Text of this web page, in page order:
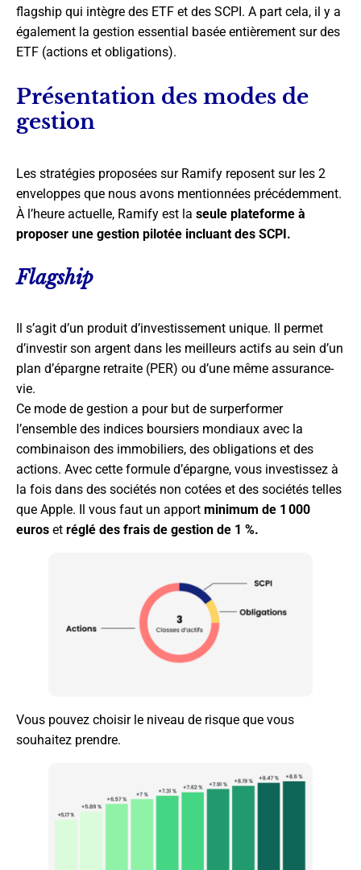
flagship qui intègre des ETF et des SCPI. A part cela, il y a
également la gestion essential basée entièrement sur des
ETF (actions et obligations).
Présentation des modes de
gestion
Les stratégies proposées sur Ramify reposent sur les 2
enveloppes que nous avons mentionnées précédemment.
À l’heure actuelle, Ramify est la seule plateforme à
proposer une gestion pilotée incluant des SCPI.
Flagship
Il s’agit d’un produit d’investissement unique. Il permet
d’investir son argent dans les meilleurs actifs au sein d’un
plan d’épargne retraite (PER) ou d’une même assurance-
vie.
Ce mode de gestion a pour but de surperformer
l’ensemble des indices boursiers mondiaux avec la
combinaison des immobiliers, des obligations et des
actions. Avec cette formule d’épargne, vous investissez à
la fois dans des sociétés non cotées et des sociétés telles
que Apple. Il vous faut un apport minimum de 1 000
euros et réglé des frais de gestion de 1 %.
Vous pouvez choisir le niveau de risque que vous
souhaitez prendre.